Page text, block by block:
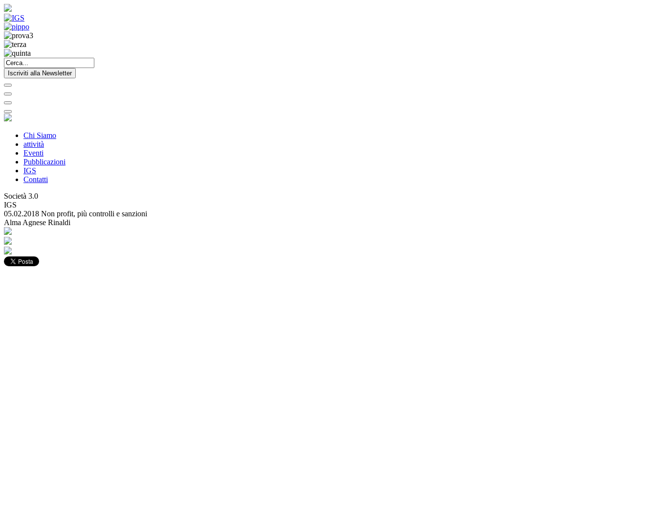
Iscriviti alla Newsletter
Chi Siamo
attività
Eventi
Pubblicazioni
IGS
Contatti
Società 3.0
IGS
05.02.2018 Non profit, più controlli e sanzioni
Alma Agnese Rinaldi